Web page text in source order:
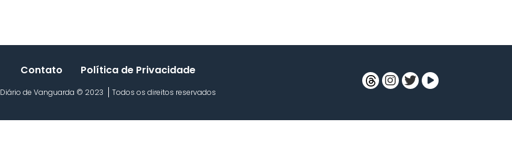
Contato Política de Privacidade
Diário de Vanguarda © 2023 Todos os direitos reservados